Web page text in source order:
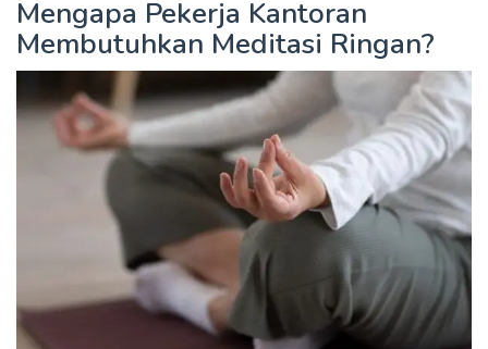
Mengapa Pekerja Kantoran
Membutuhkan Meditasi Ringan?